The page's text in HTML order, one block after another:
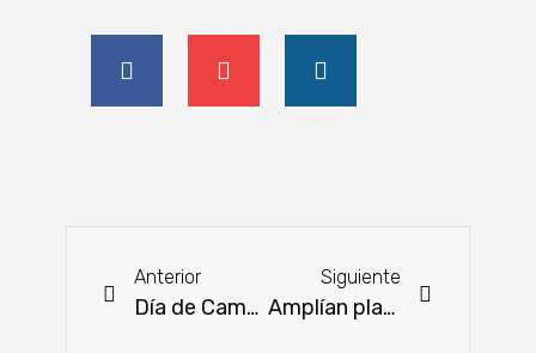
Anterior
Día de Campo fomenta una agricultura sostenible
Siguiente
Amplían plazo de suspensión total de autorización de permisos de quema para evitar incendios forestales